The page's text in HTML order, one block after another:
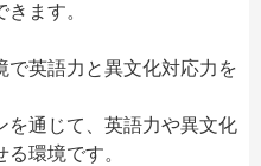
ます。
英語力と異文化対応力を
を通じて、英語力や異文化
環境です。